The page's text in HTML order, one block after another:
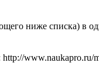
ниже списка) в
www.naukapro.ru/